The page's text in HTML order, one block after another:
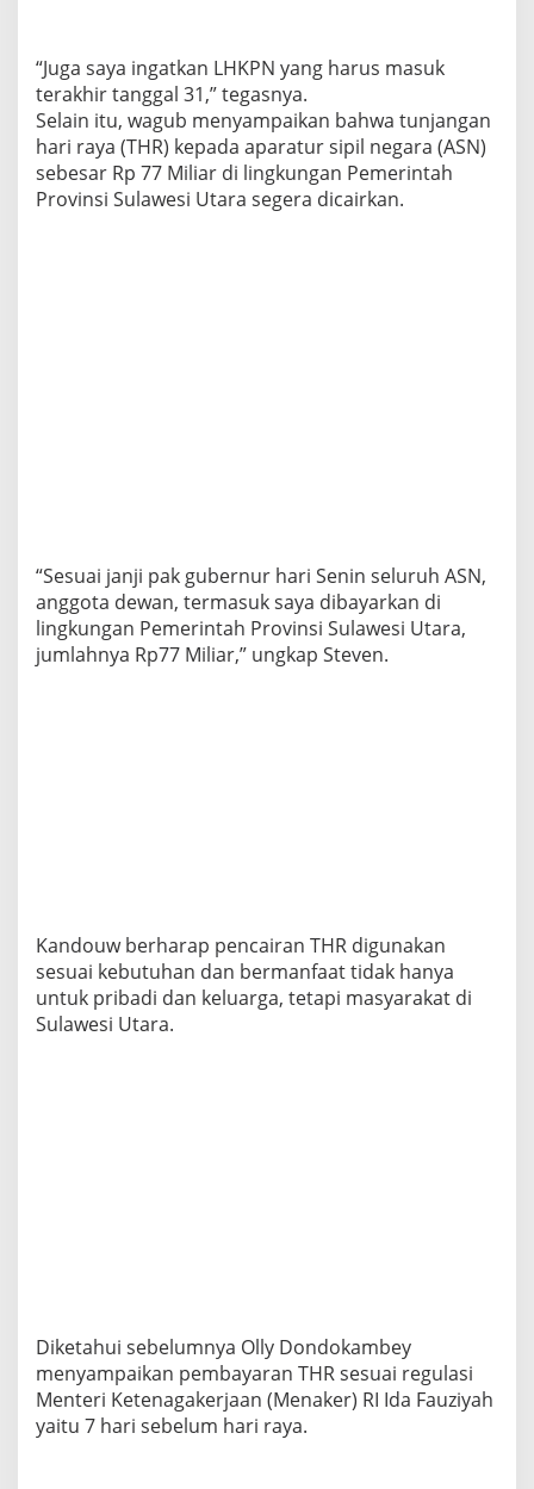
“Juga saya ingatkan LHKPN yang harus masuk
terakhir tanggal 31,” tegasnya.
Selain itu, wagub menyampaikan bahwa tunjangan
hari raya (THR) kepada aparatur sipil negara (ASN)
sebesar Rp 77 Miliar di lingkungan Pemerintah
Provinsi Sulawesi Utara segera dicairkan.
“Sesuai janji pak gubernur hari Senin seluruh ASN,
anggota dewan, termasuk saya dibayarkan di
lingkungan Pemerintah Provinsi Sulawesi Utara,
jumlahnya Rp77 Miliar,” ungkap Steven.
Kandouw berharap pencairan THR digunakan
sesuai kebutuhan dan bermanfaat tidak hanya
untuk pribadi dan keluarga, tetapi masyarakat di
Sulawesi Utara.
Diketahui sebelumnya Olly Dondokambey
menyampaikan pembayaran THR sesuai regulasi
Menteri Ketenagakerjaan (Menaker) RI Ida Fauziyah
yaitu 7 hari sebelum hari raya.